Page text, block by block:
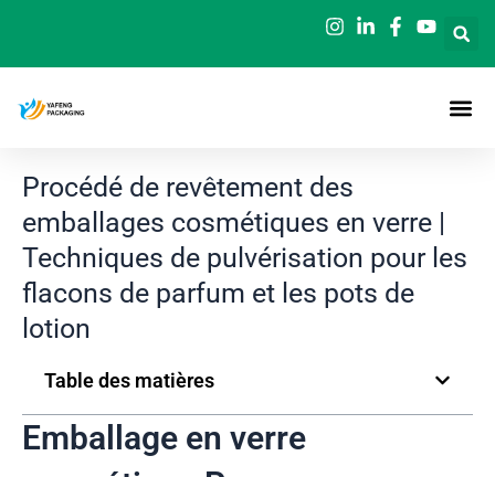
contenu
Procédé de revêtement des
emballages cosmétiques en verre |
Techniques de pulvérisation pour les
flacons de parfum et les pots de
lotion
Table des matières
Emballage en verre